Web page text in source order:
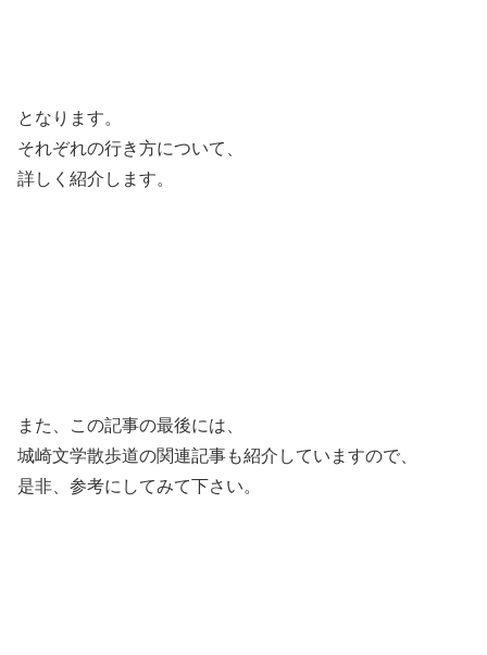
となります。
それぞれの行き方について、
詳しく紹介します。
また、この記事の最後には、
城崎文学散歩道の関連記事も紹介していますので、
是非、参考にしてみて下さい。